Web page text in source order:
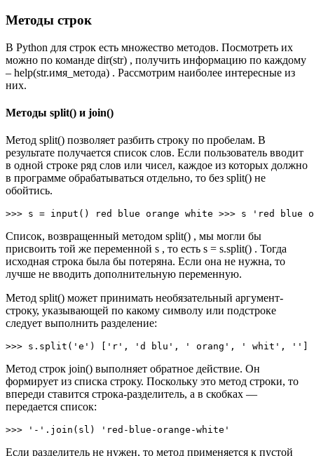
Методы строк
В Python для строк есть множество методов. Посмотреть их
можно по команде dir(str) , получить информацию по каждому
– help(str.имя_метода) . Рассмотрим наиболее интересные из
них.
Методы split() и join()
Метод split() позволяет разбить строку по пробелам. В
результате получается список слов. Если пользователь вводит
в одной строке ряд слов или чисел, каждое из которых должно
в программе обрабатываться отдельно, то без split() не
обойтись.
>>> s = input() red blue orange white >>> s 'red
Список, возвращенный методом split() , мы могли бы
присвоить той же переменной s , то есть s = s.split() . Тогда
исходная строка была бы потеряна. Если она не нужна, то
лучше не вводить дополнительную переменную.
Метод split() может принимать необязательный аргумент-
строку, указывающей по какому символу или подстроке
следует выполнить разделение:
>>> s.split('e') ['r', 'd blu', ' orang', ' whit', '']
Метод строк join() выполняет обратное действие. Он
формирует из списка строку. Поскольку это метод строки, то
впереди ставится строка-разделитель, а в скобках —
передается список:
>>> '-'.join(sl) 'red-blue-orange-white'
Если разделитель не нужен, то метод применяется к пустой